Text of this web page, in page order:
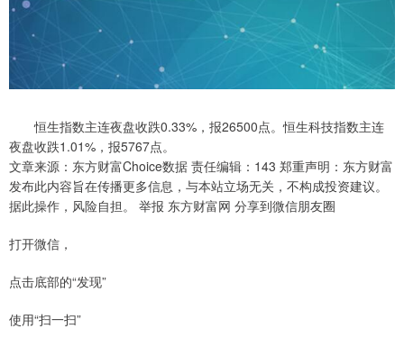
恒生指数主连夜盘收跌0.33%，报26500点。恒生科技指数主连
夜盘收跌1.01%，报5767点。
文章来源：东方财富Choice数据 责任编辑：143 郑重声明：东方财富
发布此内容旨在传播更多信息，与本站立场无关，不构成投资建议。
据此操作，风险自担。 举报 东方财富网 分享到微信朋友圈
打开微信，
点击底部的“发现”
使用“扫一扫”